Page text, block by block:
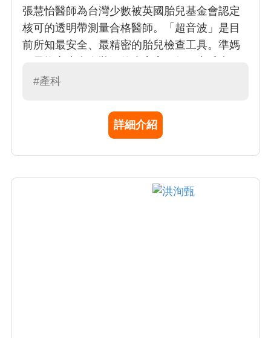
張慧怡醫師為台灣少數被英國胎兒基金會認定
核可的透明帶測量合格醫師。「超音波」是目
前所知最安全、最精密的胎兒檢查工具。準媽
等，透過母血篩檢法、胎兒頸部透明帶測量法
〔胎兒頸後透明帶測量法〕篩檢唐氏症，可以
提早檢查出唐氏症的寶寶。
#產科
詳細介紹